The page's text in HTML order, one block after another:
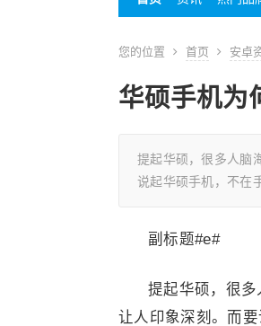
您的位置 首页 安卓
华硕手机为
提起华硕，很多人脑
说起华硕手机，不在
副标题#e#
提起华硕，很
让人印象深刻。而